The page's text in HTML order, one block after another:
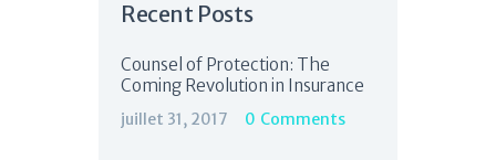
Recent Posts
Counsel of Protection: The
Coming Revolution in Insurance
juillet 31, 2017 0 Comments